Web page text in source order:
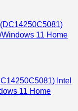
Intel
11 Home